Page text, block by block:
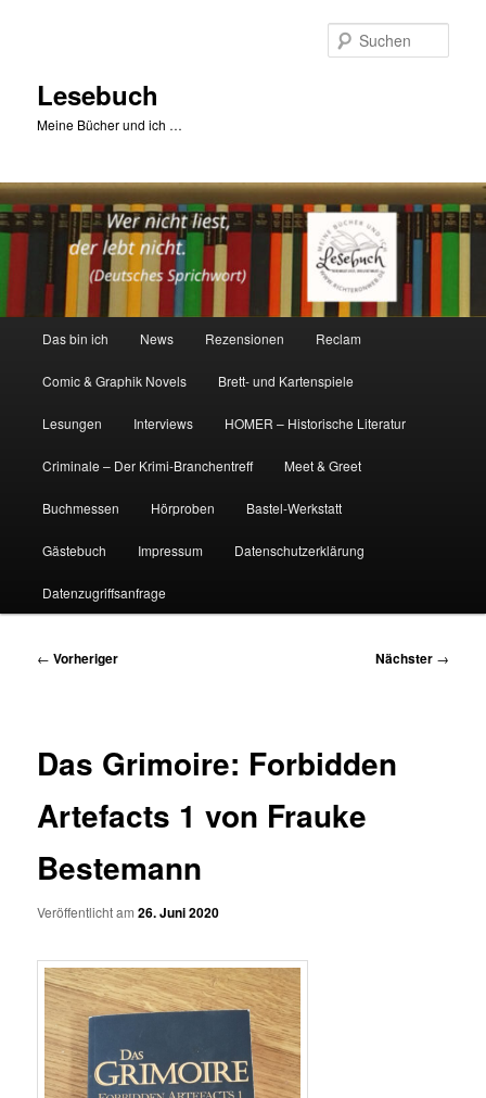
Lesebuch
Meine Bücher und ich …
Das bin ich News Rezensionen Reclam
Comic & Graphik Novels Brett- und Kartenspiele
Lesungen Interviews HOMER – Historische Literatur
Criminale – Der Krimi-Branchentreff Meet & Greet
Buchmessen Hörproben Bastel-Werkstatt
Gästebuch Impressum Datenschutzerklärung
Datenzugriffsanfrage
Beitragsnavigation
← Vorheriger Nächster →
Das Grimoire: Forbidden
Artefacts 1 von Frauke
Bestemann
Veröffentlicht am26. Juni 2020